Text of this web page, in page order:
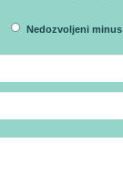
Nedozvoljeni minus